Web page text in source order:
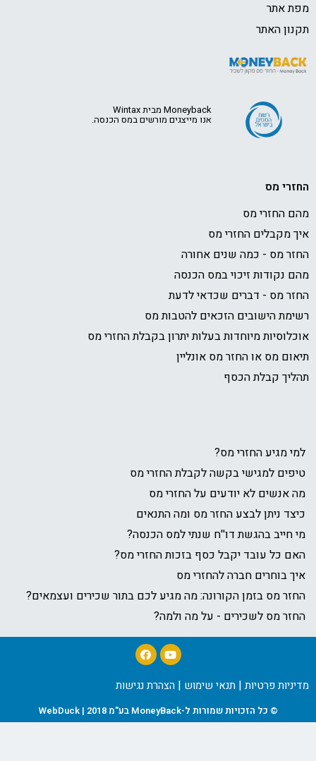
אתר
האתר
Moneyback מבית Wintax
אנו מייצגים מורשים במס הכנסה.
מס
החזרי מס
מקבלים החזרי מס
מס - כמה שנים אחורה
נקודות זיכוי במס הכנסה
מס - דברים שכדאי לדעת
הישובים הזכאים להטבות מס
מיוחדות בעלות יתרון בקבלת החזרי מס
מס או החזר מס אונליין
קבלת הכסף
מגיע החזרי מס?
למגישי בקשה לקבלת החזרי מס
אנשים לא יודעים על החזרי מס
ניתן לבצע החזר מס ומה התנאים
חייב בהגשת דו''ח שנתי למס הכנסה?
כל עובד יקבל כסף בזכות החזרי מס?
בוחרים חברה להחזרי מס
מס בזמן הקורונה: מה מגיע לכם בתור שכירים ועצמאים?
מס לשכירים - על מה ולמה?
פרטיות|תנאי שימוש|הצהרת נגישות
© כל הזכויות שמורות ל-MoneyBack בע"מ 2018 | WebDuck